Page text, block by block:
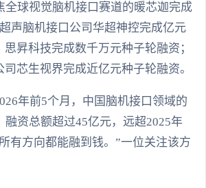
全球视觉脑机接口赛道的暖芯迦完成
声脑机接口公司华超神控完成亿元
昇科技完成数千万元种子轮融资；
芯生视界完成近亿元种子轮融资。
年前5个月，中国脑机接口领域的
融资总额超过45亿元，远超2025年
有方向都能融到钱。”一位关注该方